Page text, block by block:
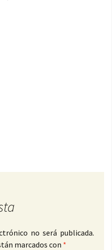
no será publicada.
marcados con *